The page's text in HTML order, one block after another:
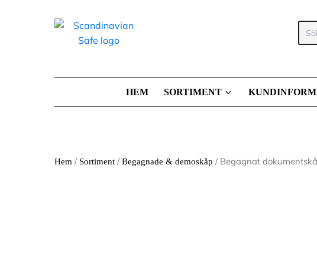
HEM SORTIMENT
Hem / Sortiment /Begagnade & demoskåp / Begagnat